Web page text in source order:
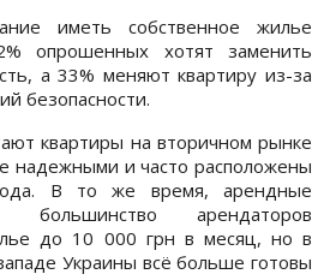
иметь собственное жилье
опрошенных хотят заменить
а 33% меняют квартиру из-за
безопасности.
квартиры на вторичном рынке
надежными и часто расположены
В то же время, арендные
арендаторов
до 10 000 грн в месяц, но в
Украины всё больше готовы